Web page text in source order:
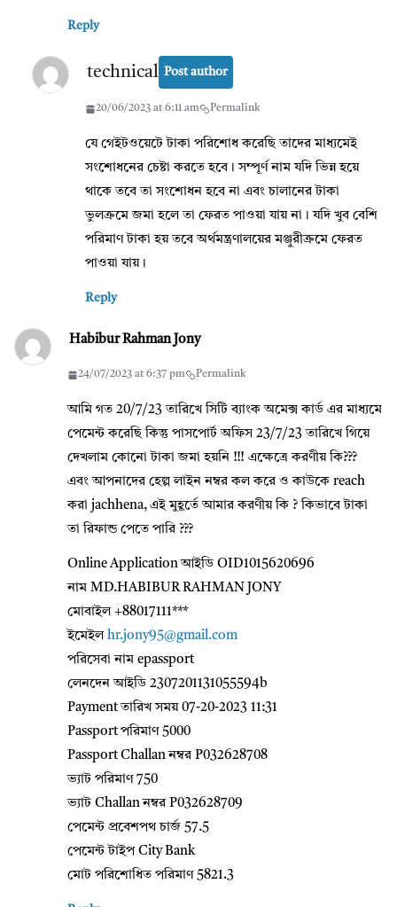
Reply
technical Post author
20/06/2023 at 6:11 am Permalink
যে গেইটওয়েটে টাকা পরিশোধ করেছি তাদের মাধ্যমেই
সংশোধনের চেষ্টা করতে হবে। সম্পূর্ণ নাম যদি ভিন্ন হয়ে
থাকে তবে তা সংশোধন হবে না এবং চালানের টাকা
ভুলক্রমে জমা হলে তা ফেরত পাওয়া যায় না। যদি খুব বেশি
পরিমাণ টাকা হয় তবে অর্থমন্ত্রণালয়ের মঞ্জুরীক্রমে ফেরত
পাওয়া যায়।
Reply
Habibur Rahman Jony
24/07/2023 at 6:37 pm Permalink
আমি গত 20/7/23 তারিখে সিটি ব্যাংক অমেক্স কার্ড এর মাধ্যমে
পেমেন্ট করেছি কিন্তু পাসপোর্ট অফিস 23/7/23 তারিখে গিয়ে
দেখলাম কোনো টাকা জমা হয়নি !!! এক্ষেত্রে করণীয় কি???
এবং আপনাদের হেল্প লাইন নম্বর কল করে ও কাউকে reach
করা jachhena, এই মুহূর্তে আমার করণীয় কি ? কিভাবে টাকা
তা রিফান্ড পেতে পারি ???
Online Application আইডি OID1015620696
নাম MD.HABIBUR RAHMAN JONY
মোবাইল +88017111***
ইমেইল hr.jony95@gmail.com
পরিসেবা নাম epassport
লেনদেন আইডি 2307201131055594b
Payment তারিখ সময় 07-20-2023 11:31
Passport পরিমাণ 5000
Passport Challan নম্বর P032628708
ভ্যাট পরিমাণ 750
ভ্যাট Challan নম্বর P032628709
পেমেন্ট প্রবেশপথ চার্জ 57.5
পেমেন্ট টাইপ City Bank
মোট পরিশোধিত পরিমাণ 5821.3